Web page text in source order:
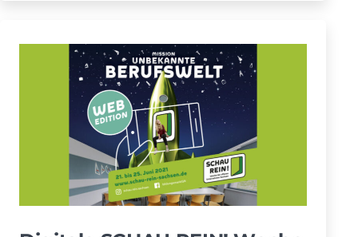
und
nehmen
zeichnet
enga­
gierte
Dresdner
Schulen
und
Unter­
nehmen
aus­
ge­